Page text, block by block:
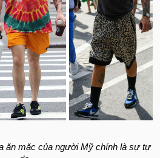
ăn mặc của người Mỹ chính là sự tự